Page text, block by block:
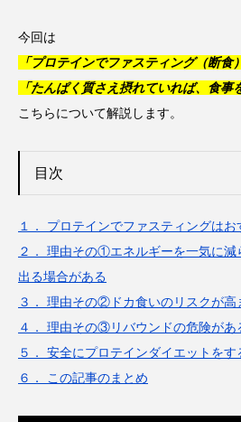
今回は
「プロテインでファスティング（断食
「たんぱく質さえ摂れていれば、食事
こちらについて解説します。
目次
１． プロテインでファスティングは
２． 理由その①エネルギーを一気に減
出る場合がある
３． 理由その②ドカ食いのリスクが高
４． 理由その③リバウンドの危険があ
５． 安全にプロテインダイエットをす
６． この記事のまとめ